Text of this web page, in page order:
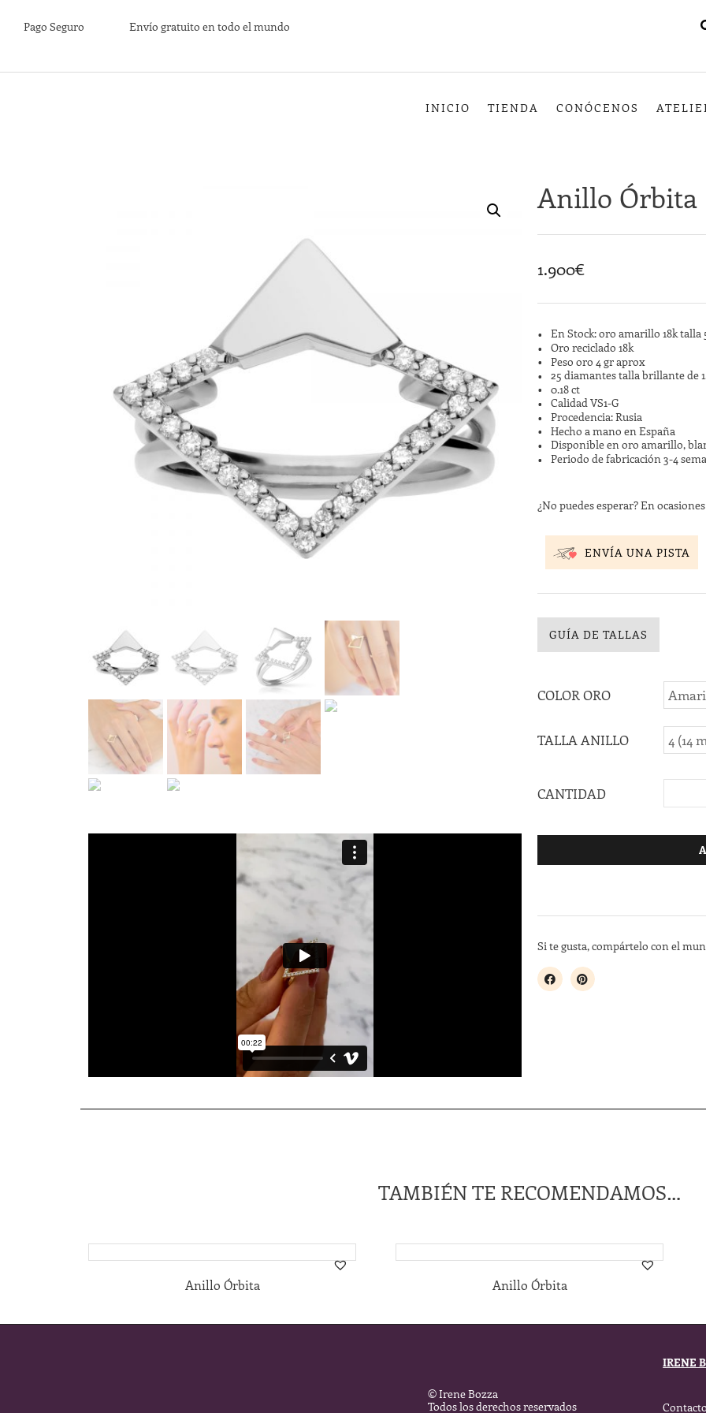
Pago Seguro Envío gratuito en todo el mundo
INICIO TIENDA CONÓCENOS
Anillo Órbita
1.900€
En Stock: oro amarillo 18k talla
Oro reciclado 18k
Peso oro 4 gr aprox
25 diamantes talla brillante de
0.18 ct
Calidad VS1-G
Procedencia: Rusia
Hecho a mano en España
Disponible en oro amarillo,
Periodo de fabricación 3-4
¿No puedes esperar? En
ENVÍA UNA PISTA
GUÍA DE TALLAS
COLOR ORO
TALLA ANILLO
CANTIDAD
Si te gusta, compártelo con el
TAMBIÉN TE RECOMENDAMOS…
Anillo Órbita Anillo Órbita
© Irene Bozza
Todos los derechos reservados
IRENE
Contacto